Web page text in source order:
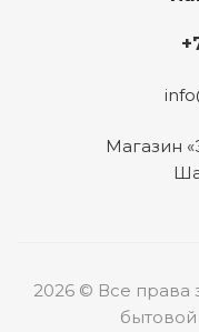
Магазин
2026 © Все